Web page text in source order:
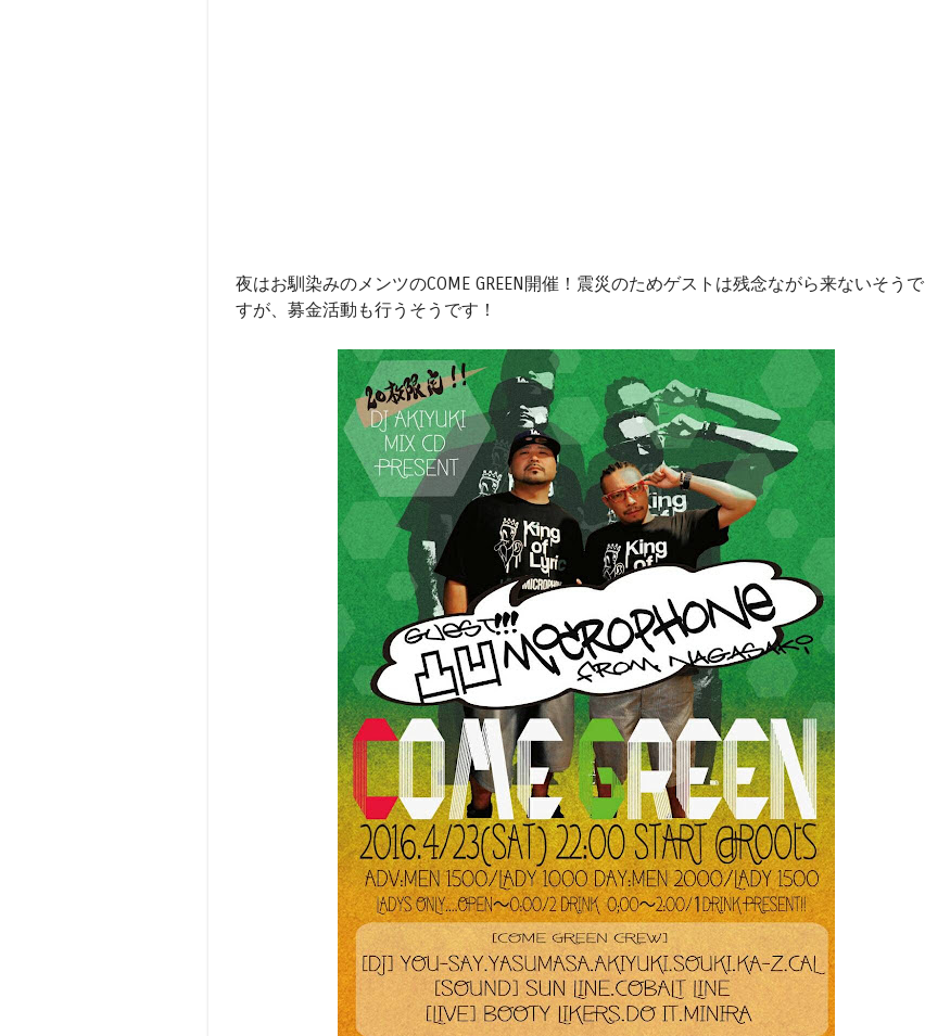
夜はお馴染みのメンツのCOME GREEN開催！震災のためゲストは残念ながら来ないそうで
すが、募金活動も行うそうです！